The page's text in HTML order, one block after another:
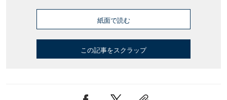
紙面で読む
この記事をスクラップ